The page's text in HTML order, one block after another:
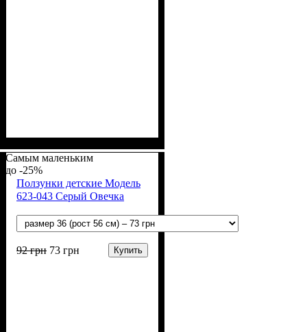
х/б)
Самым маленьким
-25%
Ползунки детские Модель
623-043 Серый Овечка
92грн 73 грн Купить